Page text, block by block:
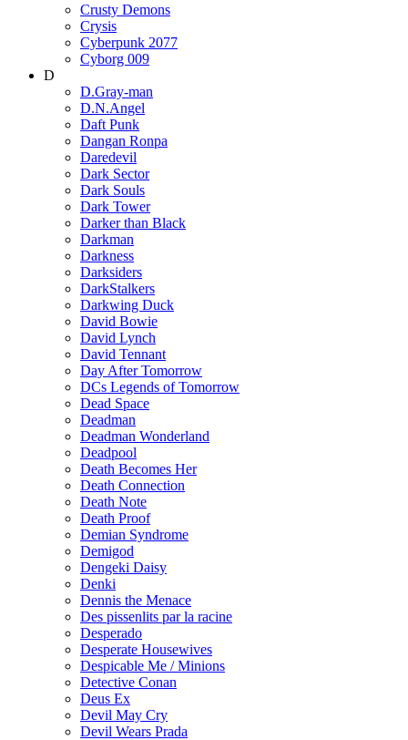
Crusty Demons
Crysis
Cyberpunk 2077
Cyborg 009
D
D.Gray-man
D.N.Angel
Daft Punk
Dangan Ronpa
Daredevil
Dark Sector
Dark Souls
Dark Tower
Darker than Black
Darkman
Darkness
Darksiders
DarkStalkers
Darkwing Duck
David Bowie
David Lynch
David Tennant
Day After Tomorrow
DCs Legends of Tomorrow
Dead Space
Deadman
Deadman Wonderland
Deadpool
Death Becomes Her
Death Connection
Death Note
Death Proof
Demian Syndrome
Demigod
Dengeki Daisy
Denki
Dennis the Menace
Des pissenlits par la racine
Desperado
Desperate Housewives
Despicable Me / Minions
Detective Conan
Deus Ex
Devil May Cry
Devil Wears Prada